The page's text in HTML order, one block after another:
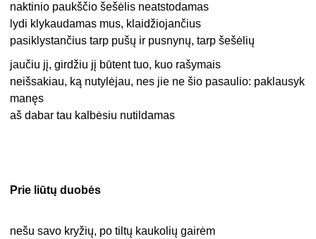
naktinio paukščio šešėlis neatstodamas
lydi klykaudamas mus, klaidžiojančius
pasiklystančius tarp pušų ir pusnynų, tarp šešėlių
jaučiu jį, girdžiu jį būtent tuo, kuo rašymais
neišsakiau, ką nutylėjau, nes jie ne šio pasaulio: paklausyk
manęs
aš dabar tau kalbėsiu nutildamas
Prie liūtų duobės
nešu savo kryžių, po tiltų kaukolių gairėm